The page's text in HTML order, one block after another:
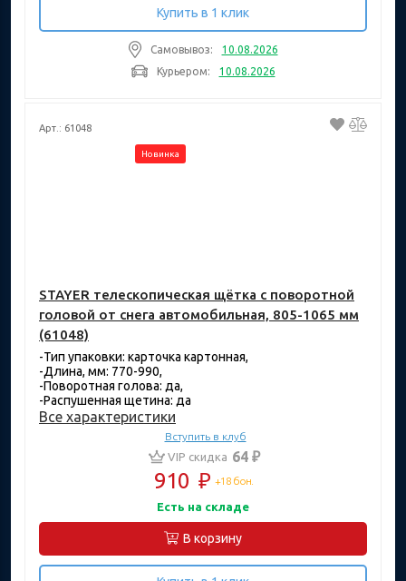
Купить в 1 клик
Самовывоз:
10.08.2026
Курьером:
10.08.2026
Арт.: 61048
Новинка
STAYER телескопическая щётка с поворотной
головой от снега автомобильная, 805-1065 мм
(61048)
-Тип упаковки: карточка картонная,
-Длина, мм: 770-990,
-Поворотная голова: да,
-Распушенная щетина: да
Все характеристики
Вступить в клуб
VIP скидка 64 ₽
910 ₽ +18 бон.
Есть на складе
В корзину